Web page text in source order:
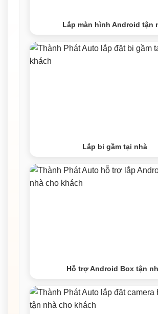
Lắp màn hình Android tận
Lắp bi gầm tại nhà
Hỗ trợ Android Box tận